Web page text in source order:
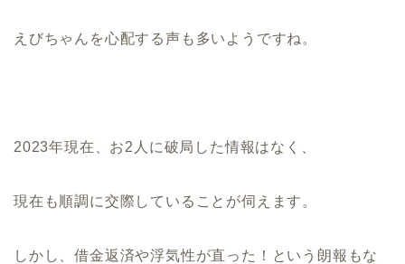
えびちゃんを心配する声も多いようですね。
2023年現在、お2人に破局した情報はなく、
現在も順調に交際していることが伺えます。
しかし、借金返済や浮気性が直った！という朗報もな